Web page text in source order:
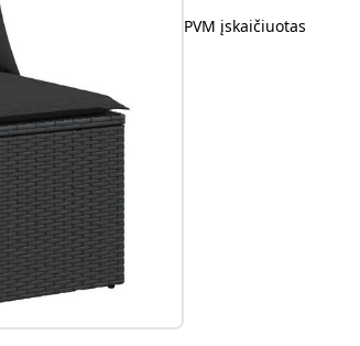
PVM įskaičiuotas